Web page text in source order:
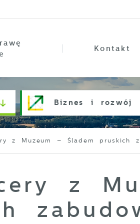
Kontakt
Biznes i rozwój
z Muzeum – Śladem pruskich
z